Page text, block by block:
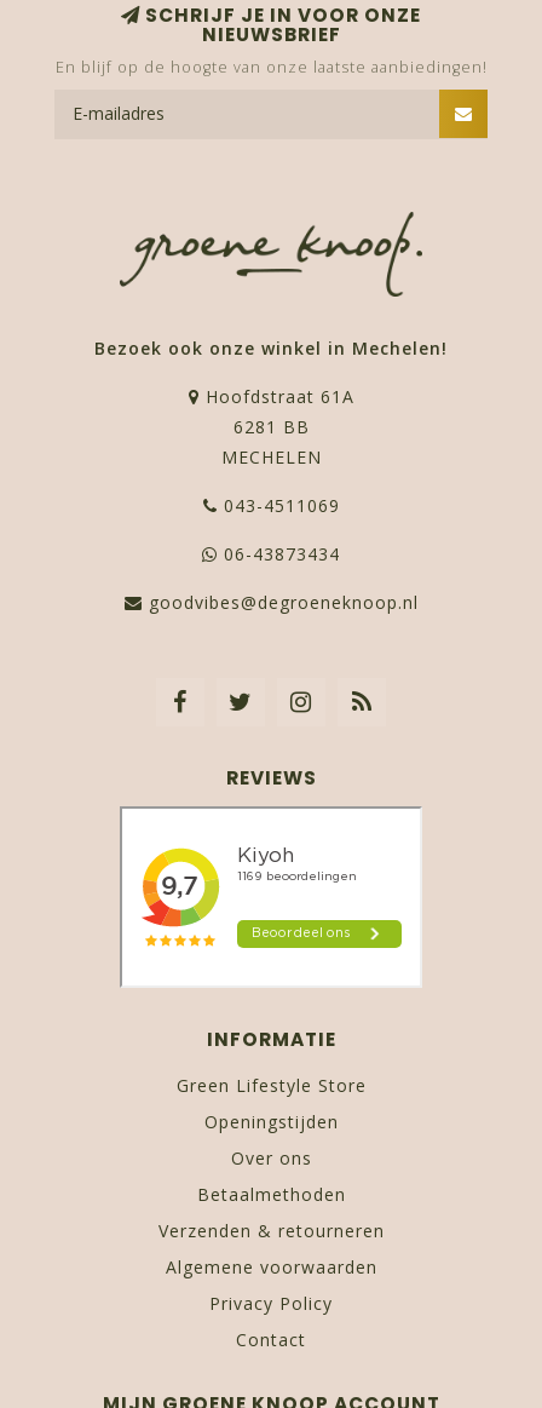
SCHRIJF JE IN VOOR ONZE
NIEUWSBRIEF
En blijf op de hoogte van onze laatste aanbiedingen!
Bezoek ook onze winkel in Mechelen!
Hoofdstraat 61A
6281 BB
MECHELEN
043-4511069
06-43873434
goodvibes@degroeneknoop.nl
REVIEWS
INFORMATIE
Green Lifestyle Store
Openingstijden
Over ons
Betaalmethoden
Verzenden & retourneren
Algemene voorwaarden
Privacy Policy
Contact